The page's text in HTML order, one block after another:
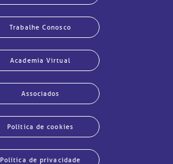
Trabalhe Conosco
Academia Virtual
Associados
Política de cookies
Política de privacidade